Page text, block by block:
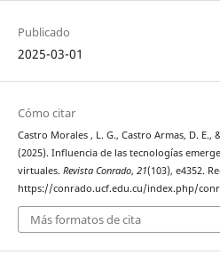
Publicado
2025-03-01
Cómo citar
Castro Morales , L. G., Castro Armas, D. E.,
(2025). Influencia de las tecnologías
virtuales. Revista Conrado, 21(103), e4352.
https://conrado.ucf.edu.cu/index.php/
Más formatos de cita